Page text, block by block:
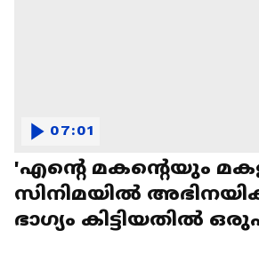
'എന്റെ മകന്റെയും
സിനിമയിൽ
ഭാഗ്യം കിട്ടിയതിൽ
07:01